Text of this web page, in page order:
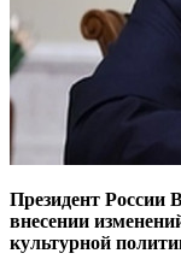
Президент России
внесении
культурной